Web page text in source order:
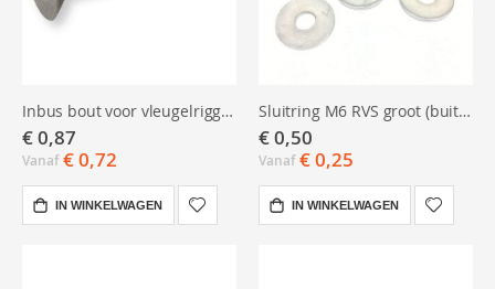
Inbus bout voor vleugelrigger, M6x30
€ 0,87
Vanaf € 0,72
IN WINKELWAGEN
Sluitring M6 RVS groot (buitendiam. 21mm x 2mm dik)
€ 0,50
Vanaf € 0,25
IN WINKELWAGEN